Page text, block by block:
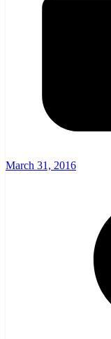
March 31, 2016